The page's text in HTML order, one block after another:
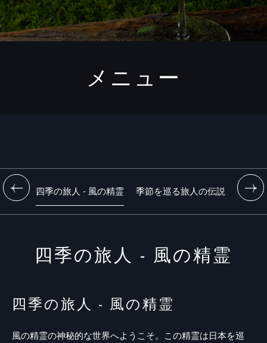
メニュー
四季の旅人 - 風の精霊 季節を巡る旅人の伝説
四季の旅人 - 風の精霊
四季の旅人 - 風の精霊
風の精霊の神秘的な世界へようこそ。この精霊は日本を巡